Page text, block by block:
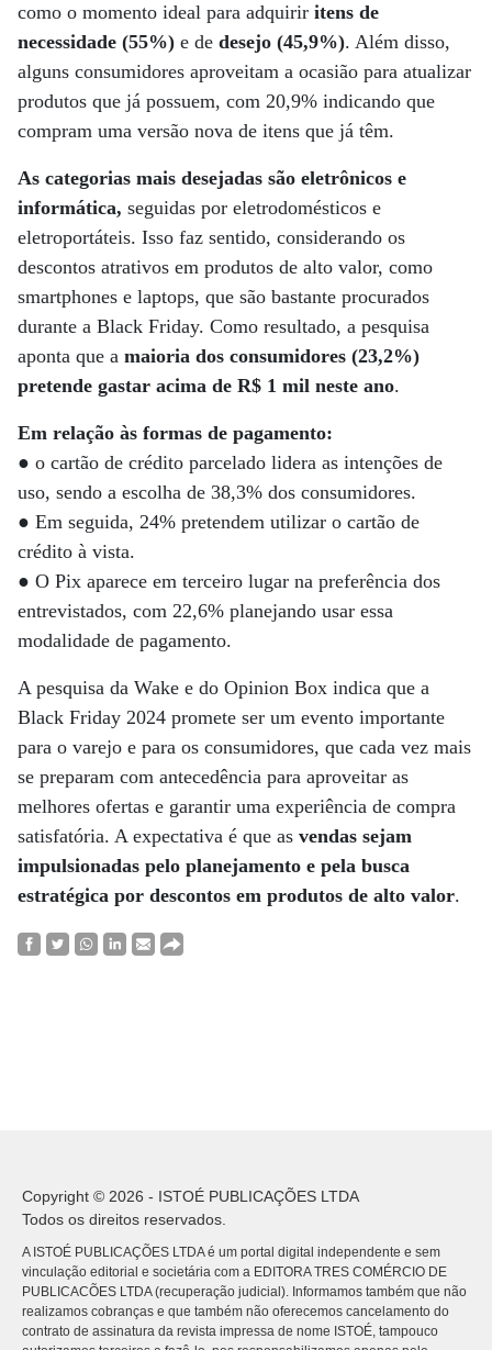
como o momento ideal para adquirir itens de
necessidade (55%) e de desejo (45,9%). Além disso,
alguns consumidores aproveitam a ocasião para atualizar
produtos que já possuem, com 20,9% indicando que
compram uma versão nova de itens que já têm.
As categorias mais desejadas são eletrônicos e
informática, seguidas por eletrodomésticos e
eletroportáteis. Isso faz sentido, considerando os
descontos atrativos em produtos de alto valor, como
smartphones e laptops, que são bastante procurados
durante a Black Friday. Como resultado, a pesquisa
aponta que a maioria dos consumidores (23,2%)
pretende gastar acima de R$ 1 mil neste ano.
Em relação às formas de pagamento:
● o cartão de crédito parcelado lidera as intenções de
uso, sendo a escolha de 38,3% dos consumidores.
● Em seguida, 24% pretendem utilizar o cartão de
crédito à vista.
● O Pix aparece em terceiro lugar na preferência dos
entrevistados, com 22,6% planejando usar essa
modalidade de pagamento.
A pesquisa da Wake e do Opinion Box indica que a
Black Friday 2024 promete ser um evento importante
para o varejo e para os consumidores, que cada vez mais
se preparam com antecedência para aproveitar as
melhores ofertas e garantir uma experiência de compra
satisfatória. A expectativa é que as vendas sejam
impulsionadas pelo planejamento e pela busca
estratégica por descontos em produtos de alto valor.
Copyright © 2026 - ISTOÉ PUBLICAÇÕES LTDA
Todos os direitos reservados.
A ISTOÉ PUBLICAÇÕES LTDA é um portal digital independente e sem
vinculação editorial e societária com a EDITORA TRES COMÉRCIO DE
PUBLICACÕES LTDA (recuperação judicial). Informamos também que não
realizamos cobranças e que também não oferecemos cancelamento do
contrato de assinatura da revista impressa de nome ISTOÉ, tampouco